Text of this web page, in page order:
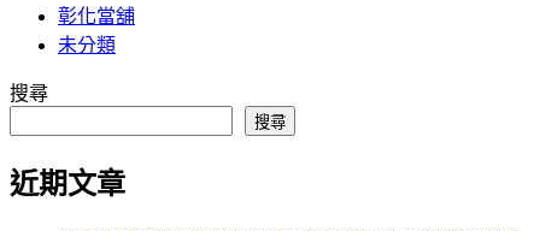
彰化當舖
未分類
搜尋
搜尋
近期文章